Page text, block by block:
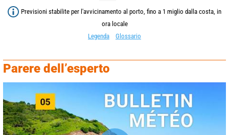
Previsioni stabilite per l'avvicinamento al porto, fino a 1 miglio dalla costa, in
ora locale
Legenda
Glossario
Parere dell’esperto